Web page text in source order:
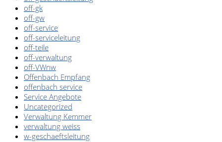
/ KFZ-
Versicherung
off-gk
off-gw
off-service
off-serviceleitung
off-teile
off-verwaltung
off-VWnw
Offenbach Empfang
offenbach service
Service Angebote
Uncategorized
Verwaltung Kemmer
verwaltung weiss
w-geschaeftsleitung